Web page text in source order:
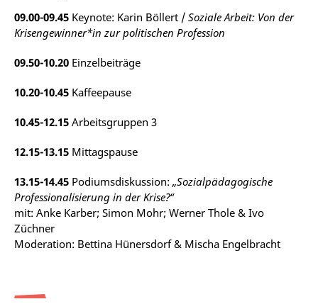
09.00-09.45 Keynote: Karin Böllert / Soziale Arbeit: Von der
Krisengewinner*in zur politischen Profession
09.50-10.20 Einzelbeiträge
10.20-10.45 Kaffeepause
10.45-12.15 Arbeitsgruppen 3
12.15-13.15 Mittagspause
13.15-14.45 Podiumsdiskussion: „Sozialpädagogische
Professionalisierung in der Krise?“
mit: Anke Karber; Simon Mohr; Werner Thole & Ivo
Züchner
Moderation: Bettina Hünersdorf & Mischa Engelbracht